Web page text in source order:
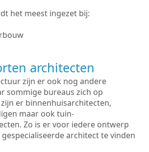
het meest ingezet bij:
architecten
zijn er ook nog andere
sommige bureaus zich op
er binnenhuisarchitecten,
maar ook tuin-
Zo is er voor iedere ontwerp
architect te vinden